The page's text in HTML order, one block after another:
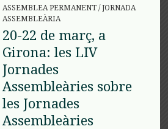
ASSEMBLEA PERMANENT/JORNADA
ASSEMBLEÀRIA
20-22 de març, a
Girona: les LIV
Jornades
Assembleàries sobre
les Jornades
Assembleàries